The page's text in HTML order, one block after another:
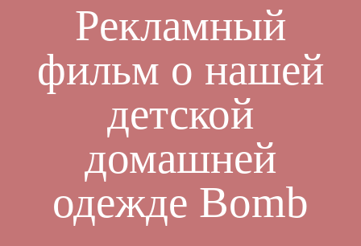
Рекламный
фильм о нашей
детской
домашней
одежде Bomb